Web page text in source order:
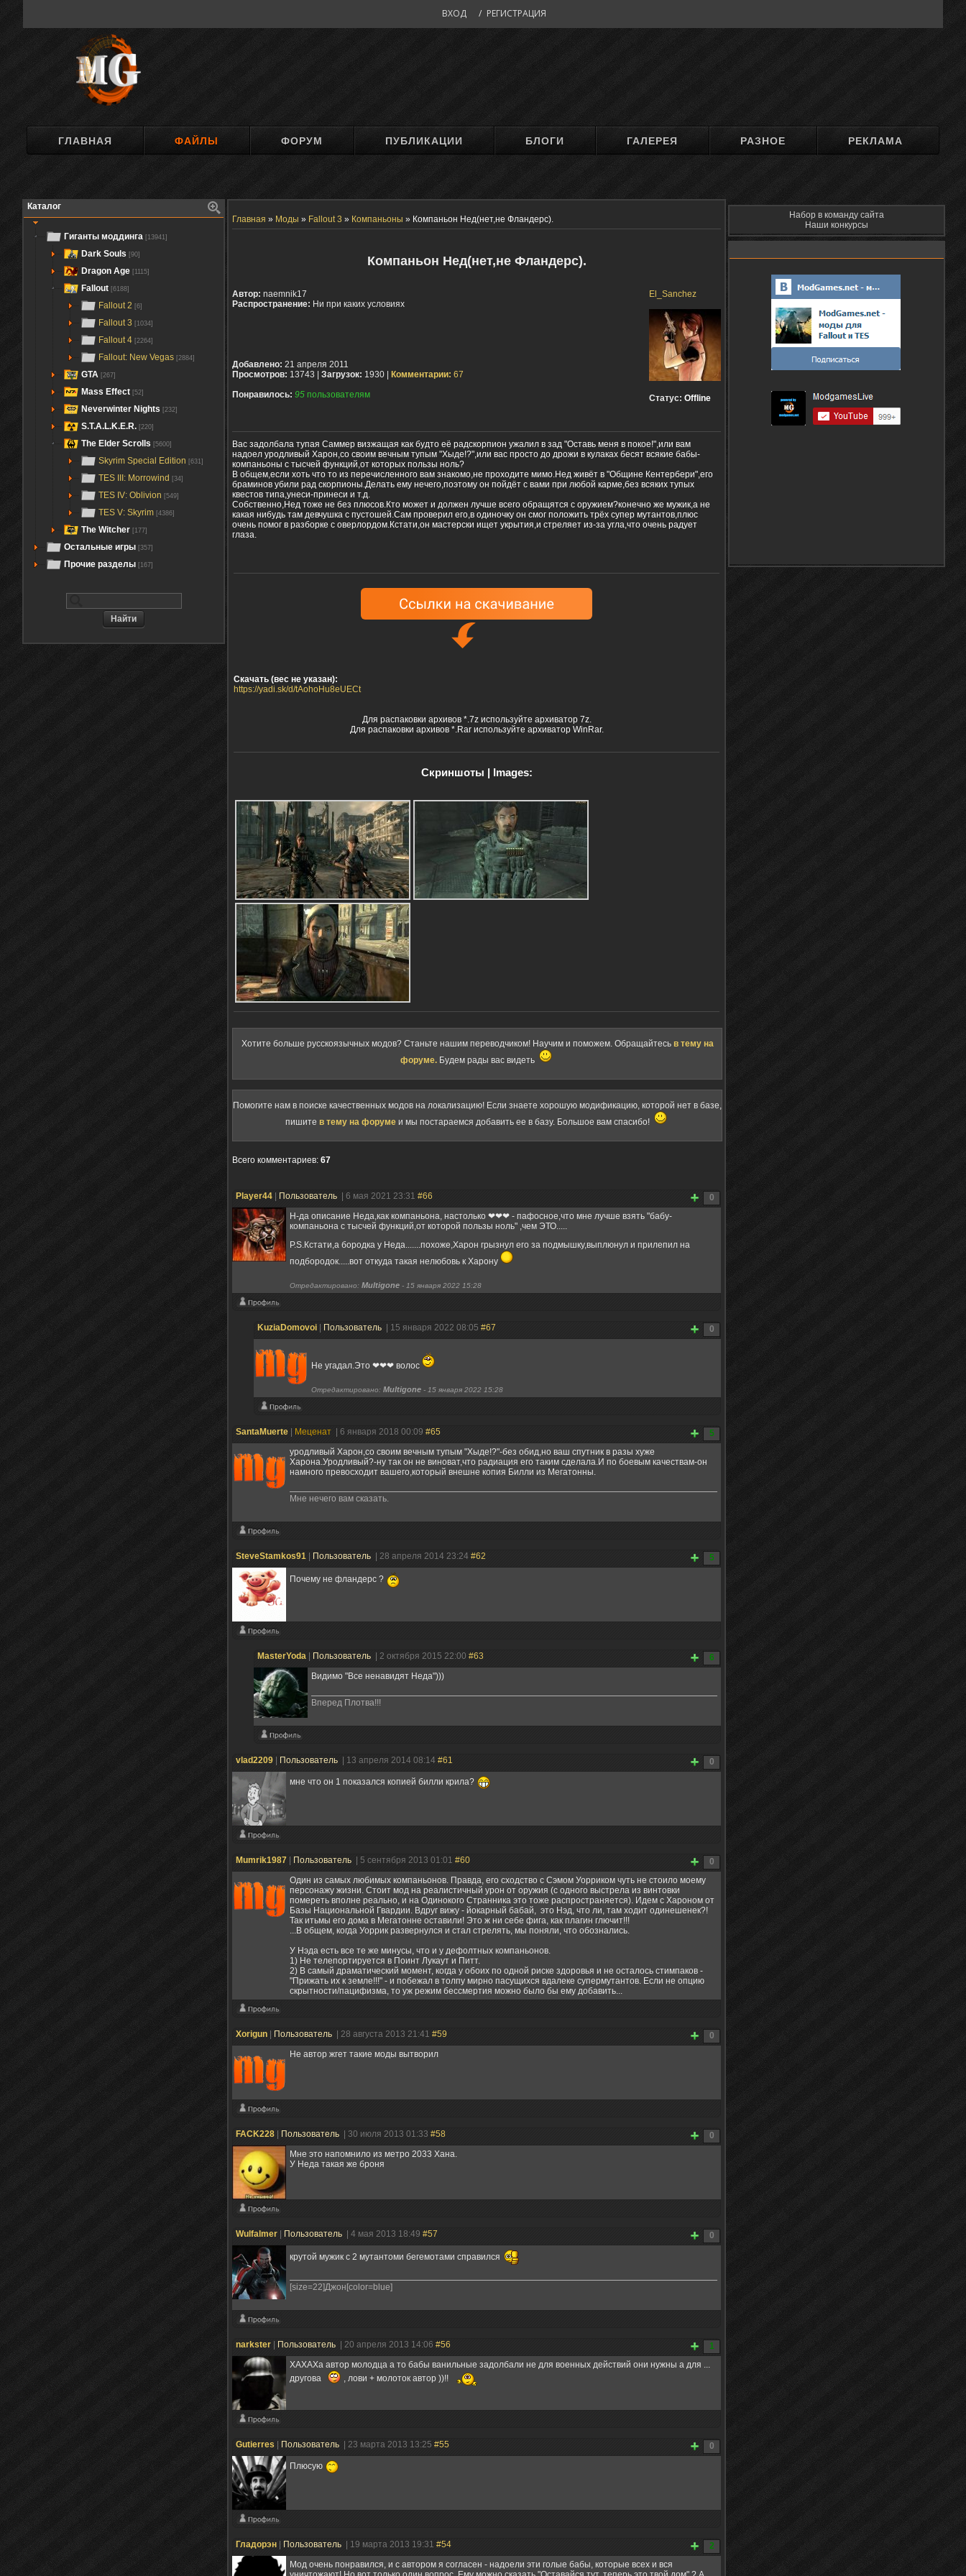
ВХОД / РЕГИСТРАЦИЯ
ГЛАВНАЯ ФАЙЛЫ ФОРУМ ПУБЛИКАЦИИ БЛОГИ ГАЛЕРЕЯ РАЗНОЕ РЕКЛАМА
Каталог
Гиганты моддинга [13941]
Dark Souls [90]
Dragon Age [1115]
Fallout [6188]
Fallout 2 [6]
Fallout 3 [1034]
Fallout 4 [2264]
Fallout: New Vegas [2884]
GTA [267]
Mass Effect [52]
Neverwinter Nights [232]
S.T.A.L.K.E.R. [220]
The Elder Scrolls [5600]
Skyrim Special Edition [631]
TES III: Morrowind [34]
TES IV: Oblivion [549]
TES V: Skyrim [4386]
The Witcher [177]
Остальные игры [357]
Прочие разделы [167]
Главная » Моды » Fallout 3 » Компаньоны » Компаньон Нед(нет,не Фландерс).
Компаньон Нед(нет,не Фландерс).
El_Sanchez
Статус: Offline
Автор: naemnik17
Распространение: Ни при каких условиях
Добавлено: 21 апреля 2011
Просмотров: 13743 | Загрузок: 1930 | Комментарии: 67
Понравилось: 95 пользователям
Вас задолбала тупая Саммер визжащая как будто её радскорпион ужалил в зад "Оставь меня в покое!",или вам
надоел уродливый Харон,со своим вечным тупым "Хыде!?",или вас просто до дрожи в кулаках бесят всякие бабы-
компаньоны с тысчей функций,от которых пользы ноль?
В общем,если хоть что то из перечисленного вам знакомо,не проходите мимо.Нед живёт в "Общине Кентербери",его
браминов убили рад скорпионы.Делать ему нечего,поэтому он пойдёт с вами при любой карме,без всяких тупых
квестов типа,унеси-принеси и т.д.
Собственно,Нед тоже не без плюсов.Кто может и должен лучше всего обращятся с оружием?конечно же мужик,а не
какая нибудь там девчушка с пустошей.Сам проверил его,в одиночку он смог положить трёх супер мутантов,плюс
очень помог в разборке с оверлордом.Кстати,он мастерски ищет укрытия,и стреляет из-за угла,что очень радует
глаза.
Скачать (вес не указан):
https://yadi.sk/d/tAohoHu8eUECt
Для распаковки архивов *.7z используйте архиватор 7z.
Для распаковки архивов *.Rar используйте архиватор WinRar.
Скриншоты | Images:
Хотите больше русскоязычных модов? Станьте нашим переводчиком! Научим и поможем. Обращайтесь в тему на
форуме. Будем рады вас видеть
Помогите нам в поиске качественных модов на локализацию! Если знаете хорошую модификацию, которой нет в базе,
пишите в тему на форуме и мы постараемся добавить ее в базу. Большое вам спасибо!
Всего комментариев: 67
0
Player44 Пользователь | 6 мая 2021 23:31 #66
Н-да описание Неда,как компаньона, настолько ❤︎❤︎❤︎ - пафосное,что мне лучше взять "бабу-
компаньона с тысчей функций,от которой пользы ноль" ,чем ЭТО.....
P.S.Кстати,а бородка у Неда.......похоже,Харон грызнул его за подмышку,выплюнул и прилепил на
подбородок.....вот откуда такая нелюбовь к Харону
Отредактировано: Multigone - 15 января 2022 15:28
0
KuziaDomovoi Пользователь | 15 января 2022 08:05 #67
Не угадал.Это ❤︎❤︎❤︎ волос
Отредактировано: Multigone - 15 января 2022 15:28
5
SantaMuerte Меценат | 6 января 2018 00:09 #65
уродливый Харон,со своим вечным тупым "Хыде!?"-без обид,но ваш спутник в разы хуже
Харона.Уродливый?-ну так он не виноват,что радиация его таким сделала.И по боевым качествам-он
намного превосходит вашего,который внешне копия Билли из Мегатонны.
Мне нечего вам сказать.
5
SteveStamkos91 Пользователь | 28 апреля 2014 23:24 #62
Почему не фландерс ?
6
MasterYoda Пользователь | 2 октября 2015 22:00 #63
Видимо "Все ненавидят Неда")))
Вперед Плотва!!!
0
vlad2209 Пользователь | 13 апреля 2014 08:14 #61
мне что он 1 показался копией билли крила?
0
Mumrik1987 Пользователь | 5 сентября 2013 01:01 #60
Один из самых любимых компаньонов. Правда, его сходство с Сэмом Уорриком чуть не стоило моему
персонажу жизни. Стоит мод на реалистичный урон от оружия (с одного выстрела из винтовки
помереть вполне реально, и на Одинокого Странника это тоже распространяется). Идем с Хароном от
Базы Национальной Гвардии. Вдруг вижу - йокарный бабай, это Нэд, что ли, там ходит одинешенек?!
Так итьмы его дома в Мегатонне оставили! Это ж ни себе фига, как плагин глючит!!!
...В общем, когда Уоррик развернулся и стал стрелять, мы поняли, что обознались.
У Нэда есть все те же минусы, что и у дефолтных компаньонов.
1) Не телепортируется в Поинт Лукаут и Питт.
2) В самый драматический момент, когда у обоих по одной риске здоровья и не осталось стимпаков -
"Прижать их к земле!!!" - и побежал в толпу мирно пасущихся вдалеке супермутантов. Если не опцию
скрытности/пацифизма, то уж режим бессмертия можно было бы ему добавить...
0
Xorigun Пользователь | 28 августа 2013 21:41 #59
Не автор жгет такие моды вытворил
0
FACK228 Пользователь | 30 июля 2013 01:33 #58
Мне это напомнило из метро 2033 Хана.
У Неда такая же броня
0
Wulfalmer Пользователь | 4 мая 2013 18:49 #57
крутой мужик с 2 мутантоми бегемотами справился
[size=22]Джон[color=blue]
1
narkster Пользователь | 20 апреля 2013 14:06 #56
ХАХАХа автор молодца а то бабы ванильные задолбали не для военных действий они нужны а для ...
другова
, лови + молоток автор ))!!
0
Gutierres Пользователь | 23 марта 2013 13:25 #55
Плюсую
2
Гладорэн Пользователь | 19 марта 2013 19:31 #54
Мод очень понравился, и с автором я согласен - надоели эти голые бабы, которые всех и вся
Набор в команду сайта
Наши конкурсы